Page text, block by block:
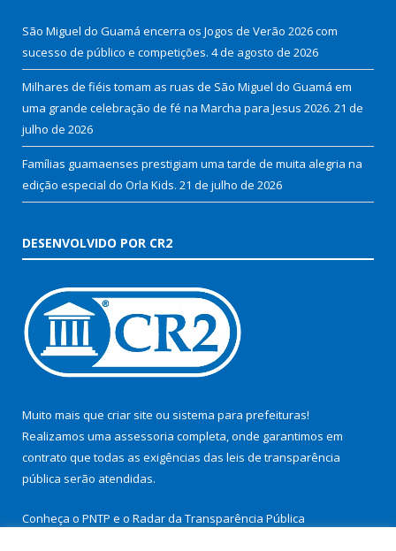
São Miguel do Guamá encerra os Jogos de Verão 2026 com
sucesso de público e competições. 4 de agosto de 2026
Milhares de fiéis tomam as ruas de São Miguel do Guamá em
uma grande celebração de fé na Marcha para Jesus 2026. 21 de
julho de 2026
Famílias guamaenses prestigiam uma tarde de muita alegria na
edição especial do Orla Kids. 21 de julho de 2026
DESENVOLVIDO POR CR2
Muito mais que criar site ou sistema para prefeituras!
Realizamos uma assessoria completa, onde garantimos em
contrato que todas as exigências das leis de transparência
pública serão atendidas.
Conheça o PNTP e o Radar da Transparência Pública